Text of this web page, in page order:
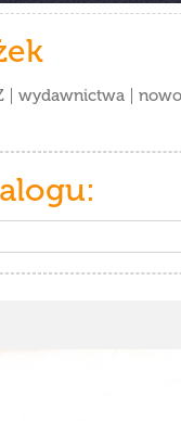
wydawnictwa